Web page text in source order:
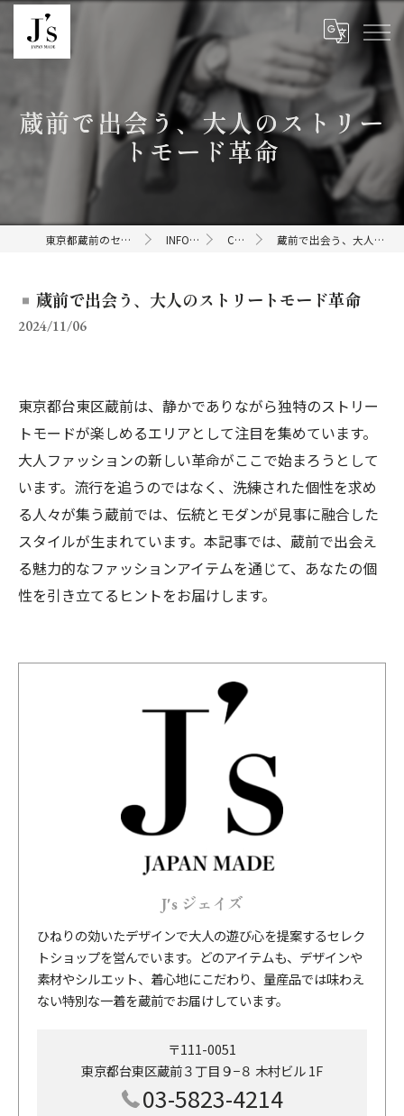
蔵前で出会う、大人のストリー
トモード革命
東京都蔵前のセレクトショップならJ's INFORMATION COLUMN 蔵前で出会う、大人のストリートモード革命
蔵前で出会う、大人のストリートモード革命
2024/11/06
東京都台東区蔵前は、静かでありながら独特のストリー
トモードが楽しめるエリアとして注目を集めています。
大人ファッションの新しい革命がここで始まろうとして
います。流行を追うのではなく、洗練された個性を求め
る人々が集う蔵前では、伝統とモダンが見事に融合した
スタイルが生まれています。本記事では、蔵前で出会え
る魅力的なファッションアイテムを通じて、あなたの個
性を引き立てるヒントをお届けします。
J's ジェイズ
ひねりの効いたデザインで大人の遊び心を提案するセレク
トショップを営んでいます。どのアイテムも、デザインや
素材やシルエット、着心地にこだわり、量産品では味わえ
ない特別な一着を蔵前でお届けしています。
〒111-0051
東京都台東区蔵前３丁目９−８ 木村ビル 1F
03-5823-4214